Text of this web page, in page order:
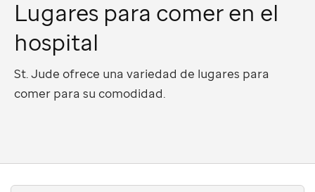
Lugares para comer en el
hospital
St. Jude ofrece una variedad de lugares para
comer para su comodidad.